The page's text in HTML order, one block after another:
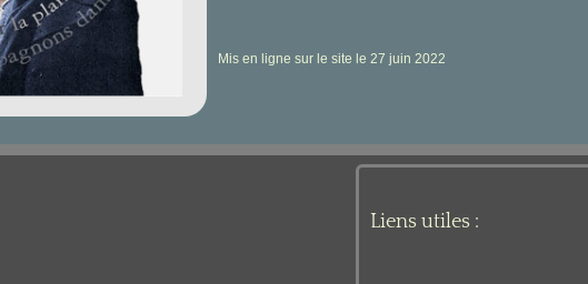
Mis en ligne sur le site le 27 juin 2022
Liens utiles :